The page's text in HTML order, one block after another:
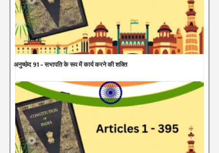
अनुच्छेद 91 – सभापति के रूप में कार्य करने की शक्ति